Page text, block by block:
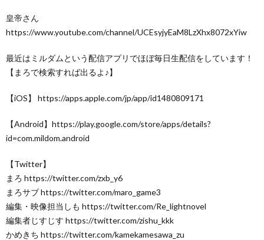
皇帝さん
https://www.youtube.com/channel/UCEsyjyEaM8LzXhx8072xYiw
最近はミルダムという配信アプリでほぼ毎日生配信をしています！
【まろで検索すれば出るよ♪】
【iOS】 https://apps.apple.com/jp/app/id1480809171
【Android】https://play.google.com/store/apps/details?
id=com.mildom.android
【Twitter】
まろ https://twitter.com/zxb_y6
まろサブ https://twitter.com/maro_game3
編集・映像担当しも https://twitter.com/Re_lightnovel
編集者じすじす https://twitter.com/zishu_kkk
かめきち https://twitter.com/kamekamesawa_zu